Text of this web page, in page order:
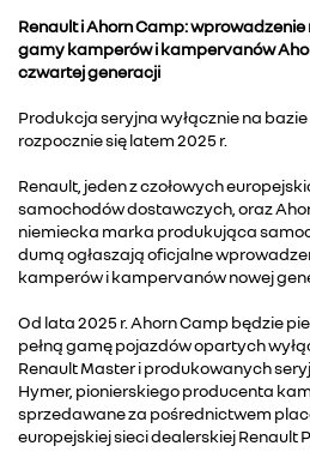
Renault i Ahorn Camp:
gamy kamperów i kampervanów
czwartej generacji
Produkcja seryjna wyłącznie na
rozpocznie się latem 2025 r.
Renault, jeden z czołowych
samochodów dostawczych, oraz
niemiecka marka produkująca
dumą ogłaszają oficjalne
kamperów i kampervanów nowej
Od lata 2025 r. Ahorn Camp będzie
pełną gamę pojazdów opartych
Renault Master i produkowanych
Hymer, pionierskiego producenta
sprzedawane za pośrednictwem
europejskiej sieci dealerskiej Renault